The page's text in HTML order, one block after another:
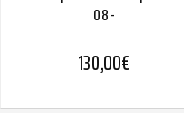
08-
130,00€